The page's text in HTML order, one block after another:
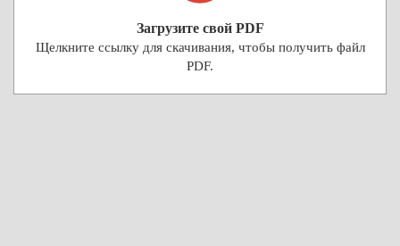
Загрузите свой PDF
Щелкните ссылку для скачивания, чтобы получить файл
PDF.